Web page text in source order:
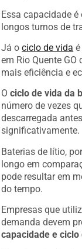
Essa capacidade
longos turnos de
Já ociclo de vida
em Rio Quente
mais eficiência e
Ociclo de vida da
número de vezes
descarregada
significativamente.
Baterias de lítio,
longo em
pode resultar em
do tempo.
Empresas que
demanda devem
capacidade e ciclo